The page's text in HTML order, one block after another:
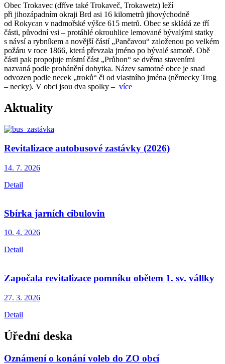
Obec Trokavec (dříve také Trokaveč, Trokawetz) leží
při jihozápadním okraji Brd asi 16 kilometrů jihovýchodně
od Rokycan v nadmořské výšce 615 metrů. Obec se skládá ze tří
části, původní vsi – protáhlé okrouhlice lemované bývalými statky
s návsí a rybníkem a novější částí „Pančavou“ založenou po velkém
požáru v roce 1866, která převzala jméno po bývalé samotě. Obě
části pak propojuje místní část „Průhon“ se dvěma staveními
nazvaná podle prohánění dobytka. Název samotné obce je snad
odvozen podle necek „troků“ či od vlastního jména (německy Trog
– necky). V obci jsou dva spolky – více
Aktuality
Revitalizace autobusové zastávky (2026)
14. 7. 2026
Detail
Sbírka jarních cibulovin
10. 4. 2026
Detail
Započala revitalizace pomníku obětem 1. sv. vállky
27. 3. 2026
Detail
Úřední deska
Oznámení o konání voleb do ZO obcí